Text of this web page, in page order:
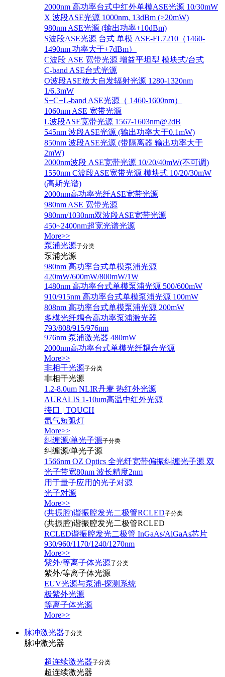
2000nm 高功率台式中红外单模ASE光源 10/30mW
X 波段ASE光源 1000nm, 13dBm (>20mW)
980nm ASE光源 (输出功率+10dBm)
S波段ASE光源 台式 单模 ASE-FL7210（1460-
1490nm 功率大于+7dBm）
C波段 ASE 宽带光源 增益平坦型 模块式/台式
C-band ASE台式光源
O波段ASE放大自发辐射光源 1280-1320nm
1/6.3mW
S+C+L-band ASE光源（ 1460-1600nm）
1060nm ASE 宽带光源
L波段ASE宽带光源 1567-1603nm@2dB
545nm 波段ASE光源 (输出功率大于0.1mW)
850nm 波段ASE光源 (带隔离器 输出功率大于
2mW)
2000nm波段 ASE宽带光源 10/20/40mW(不可调)
1550nm C波段ASE宽带光源 模块式 10/20/30mW
(高斯光谱)
2000nm高功率光纤ASE宽带光源
980nm ASE 宽带光源
980nm/1030nm双波段ASE宽带光源
450~2400nm超宽光谱光源
More>>
泵浦光源子分类
泵浦光源
980nm 高功率台式单模泵浦光源
420mW/600mW/800mW/1W
1480nm 高功率台式单模泵浦光源 500/600mW
910/915nm 高功率台式单模泵浦光源 100mW
808nm 高功率台式单模泵浦光源 200mW
多模光纤耦合高功率泵浦激光器
793/808/915/976nm
976nm 泵浦激光器 480mW
2000nm高功率台式单模光纤耦合光源
More>>
非相干光源子分类
非相干光源
1.2-8.0um NLIR丹麦 热红外光源
AURALIS 1-10um高温中红外光源
接口 | TOUCH
氙气短弧灯
More>>
纠缠源/单光子源子分类
纠缠源/单光子源
1566nm OZ Optics 全光纤宽带偏振纠缠光子源 双
光子带宽80nm 波长精度2nm
用于量子应用的光子对源
光子对源
More>>
(共振腔)谐振腔发光二极管RCLED子分类
(共振腔)谐振腔发光二极管RCLED
RCLED谐振腔发光二极管 InGaAs/AlGaAs芯片
930/960/1170/1240/1270nm
More>>
紫外/等离子体光源子分类
紫外/等离子体光源
EUV光源与泵浦-探测系统
极紫外光源
等离子体光源
More>>
脉冲激光器子分类
脉冲激光器
超连续激光器子分类
超连续激光器